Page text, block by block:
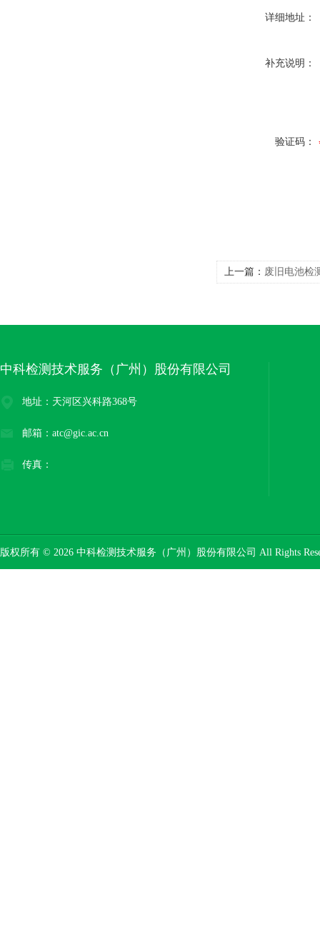
详细地址：
补充说明：
验证码：
上一篇： 废旧电池检
中科检测技术服务（广州）股份有限公司
地址：天河区兴科路368号
邮箱：atc@gic.ac.cn
传真：
版权所有 © 2026 中科检测技术服务（广州）股份有限公司 All Rights